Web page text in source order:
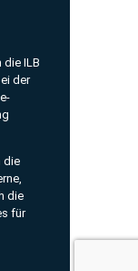
die ILB
der
die
die
für